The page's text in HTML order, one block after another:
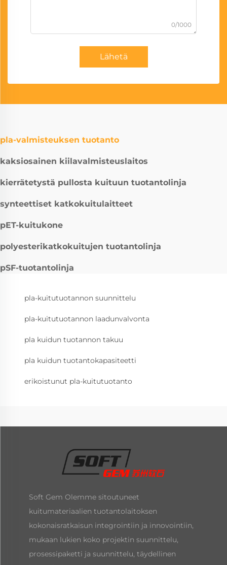
0/1000
Lähetä
pla-valmisteuksen tuotanto
kaksiosainen kiilavalmisteuslaitos
kierrätetystä pullosta kuituun tuotantolinja
synteettiset katkokuitulaitteet
pET-kuitukone
polyesterikatkokuitujen tuotantolinja
pSF-tuotantolinja
pla-kuitutuotannon suunnittelu
pla-kuitutuotannon laadunvalvonta
pla kuidun tuotannon takuu
pla kuidun tuotantokapasiteetti
erikoistunut pla-kuitutuotanto
Soft Gem Olemme sitoutuneet
kuitumateriaalien tuotantolaitoksen
kokonaisratkaisun integrointiin ja innovointiin,
mukaan lukien koko projektin suunnittelu,
prosessipaketti ja suunnittelu, täydellinen